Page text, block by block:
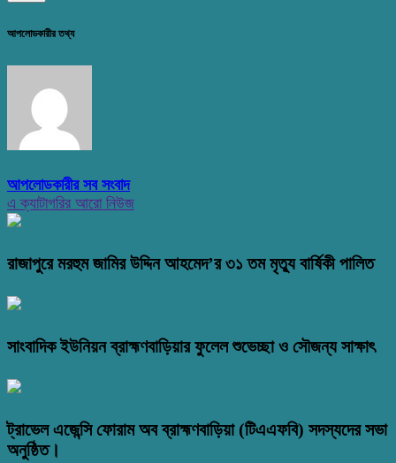
আপলোডকারীর তথ্য
আপলোডকারীর সব সংবাদ
এ ক্যাটাগরির আরো নিউজ
রাজাপুরে মরহুম জামির উদ্দিন আহমেদ’র ৩১ তম মৃত্যু বার্ষিকী পালিত
সাংবাদিক ইউনিয়ন ব্রাহ্মণবাড়িয়ার ফুলেল শুভেচ্ছা ও সৌজন্য সাক্ষাৎ
ট্রাভেল এজেন্সি ফোরাম অব ব্রাহ্মণবাড়িয়া (টিএএফবি) সদস্যদের সভা
অনুষ্ঠিত।